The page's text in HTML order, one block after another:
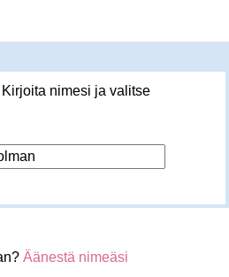
nimesi ja valitse
Äänestä nimeäsi